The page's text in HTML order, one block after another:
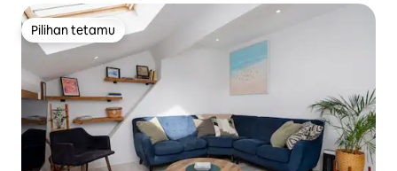
Pilihan tetamu
Pilihan tetamu